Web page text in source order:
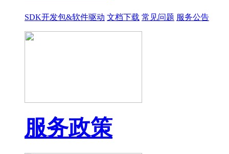
SDK开发包&软件驱动 文档下载 常见问题 服务公告
服务政策